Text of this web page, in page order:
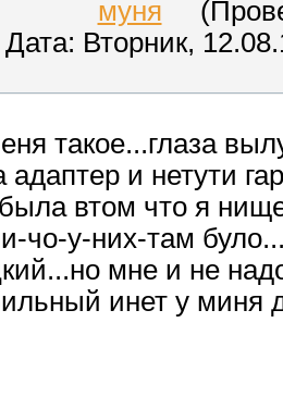
муня
Дата: Вторник,
такое...глаза
адаптер и нетути
втом что я
чо-у-них-там
мне и не
инет у миня